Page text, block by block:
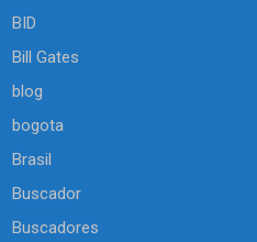
BID
Bill Gates
blog
bogota
Brasil
Buscador
Buscadores